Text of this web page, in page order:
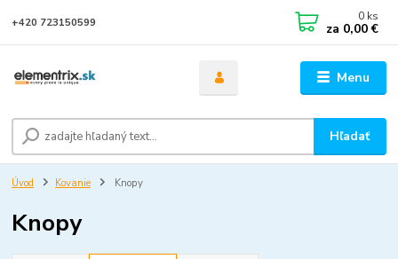
Menu
Hľadať
+420 723150599 0 ks
za 0,00 €
Úvod Kovanie Knopy
Knopy